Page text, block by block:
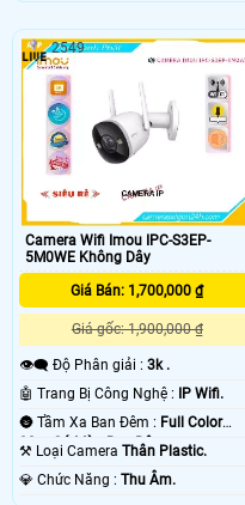
Camera Wifi Imou IPC-S3EP-
5M0WE Không Dây
Giá Bán: 1,700,000 ₫
Giá gốc: 1,900,000 ₫
👁️‍🗨 Độ Phân giải : 3k .
🤖️ Trang Bị Công Nghệ : IP Wifi.
🌚 Tầm Xa Ban Đêm : Full Color
30m Có Màu Ban Ðêm.
⚒ Loại Camera Thân Plastic.
️💎 Chức Năng : Thu Âm.
2549